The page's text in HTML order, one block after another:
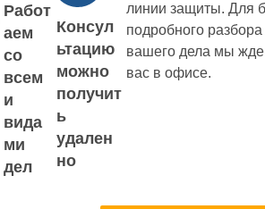
Работ
аем
со
всем
и
вида
ми
дел
Консул
ьтацию
можно
получит
ь
удален
но
линии защиты. Для
подробного разбора
вашего дела мы
вас в офисе.